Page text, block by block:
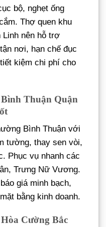
bộ, nghẹt ống
Thợ quen khu
Linh nên hỗ trợ
nơi, hạn chế đục
kiệm chi phí cho
Thuận Quận
Bình Thuận với
tường, thay sen vòi,
Phục vụ nhanh các
Trưng Nữ Vương.
giá minh bạch,
bằng kinh doanh.
Cường Bắc